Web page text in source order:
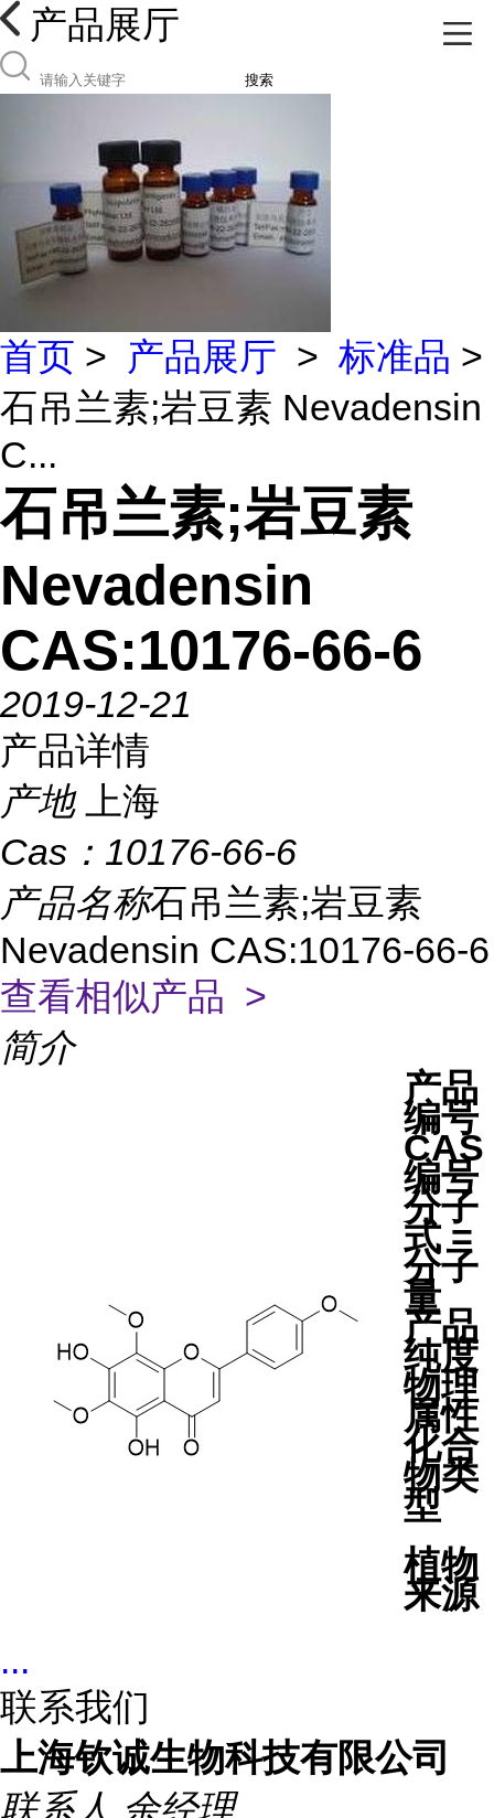
产品展厅
搜索
首页 > 产品展厅 > 标准品 >
石吊兰素;岩豆素 Nevadensin
C...
石吊兰素;岩豆素
Nevadensin
CAS:10176-66-6
2019-12-21
产品详情
产地
上海
Cas： 10176-66-6
产品名称石吊兰素;岩豆素
Nevadensin CAS:10176-66-6
查看相似产品 >
简介
产品
编号
CAS
编号
分子
式 =
分子
量
产品
纯度
物理
属性
化合
物类
型
植物
来源
...
联系我们
上海钦诚生物科技有限公司
联系人 余经理